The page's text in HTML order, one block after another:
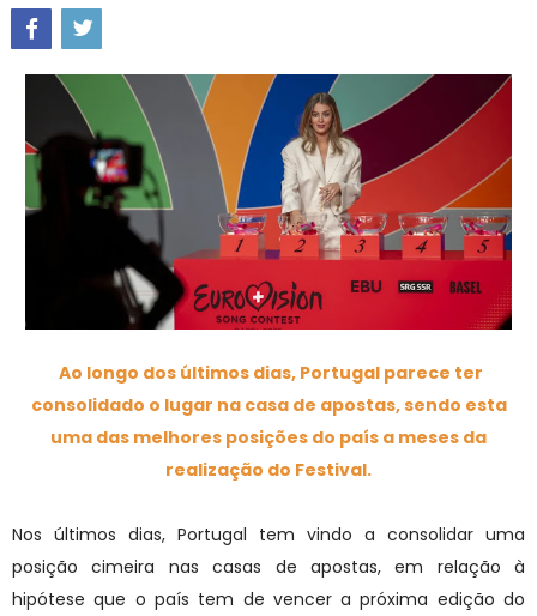
Ao longo dos últimos dias, Portugal parece ter
consolidado o lugar na casa de apostas, sendo esta
uma das melhores posições do país a meses da
realização do Festival.
Nos últimos dias, Portugal tem vindo a consolidar uma
posição cimeira nas casas de apostas, em relação à
hipótese que o país tem de vencer a próxima edição do